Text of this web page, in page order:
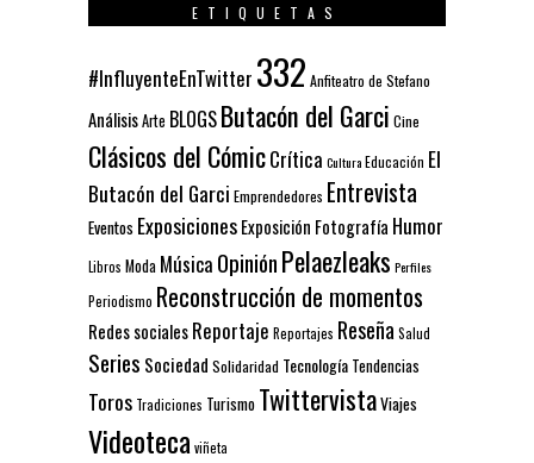
ETIQUETAS
#InfluyenteEnTwitter 332 Anfiteatro de Stefano
AnálisisArte BLOGSButacón del Garci Cine
Clásicos del CómicCrítica CulturaEducación El
Butacón del Garci Emprendedores Entrevista
Eventos ExposicionesExposición Fotografía Humor
Libros Moda Música OpiniónPelaezleaks Perfiles
Periodismo Reconstrucción de momentos
Redes socialesReportaje Reportajes Reseña Salud
Series Sociedad Solidaridad Tecnología Tendencias
Toros Tradiciones Turismo TwittervistaViajes
Videoteca viñeta